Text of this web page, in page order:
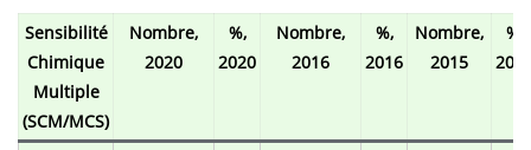
Sensibilité
Chimique
Multiple
(SCM/MCS)
Nombre,
2020
%,
2020
Nombre,
2016
%,
2016
Nombre,
2015
%,